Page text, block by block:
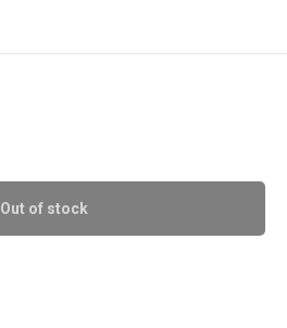
Out of stock